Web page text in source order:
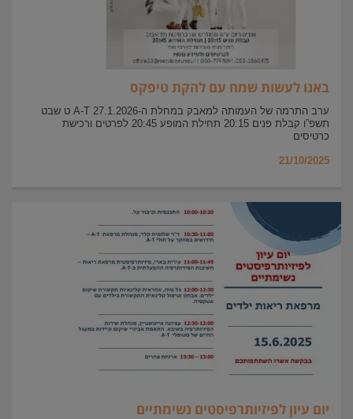
באנו לעשות שמח עם להקת טיפקס
ערב התרמה של העמותה למאבק במחלת ה-A-T 27.1.2026 ט שבט
תשפ”ו קבלת פנים 20:15 תחילת המופע 20:45 לפרטים ורכישת
כרטיסים
21/10/2025
יום עיון לפיזיותרפיסטים נשימתיים